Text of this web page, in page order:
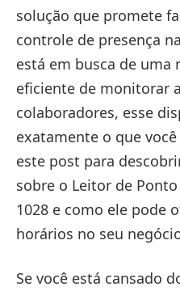
solução que promete
controle de presença
está em busca de uma
eficiente de monitorar
colaboradores, esse
exatamente o que
este post para
sobre o Leitor de
1028 e como ele pode
horários no seu
Se você está cansado